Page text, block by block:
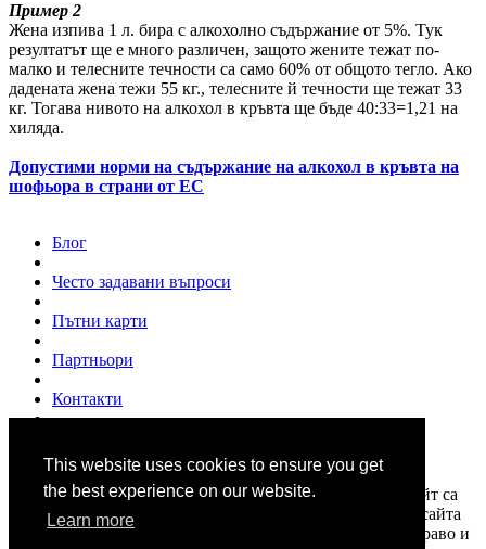
This website uses cookies to ensure you get
the best experience on our website.
Learn more
Пример 2
Жена изпива 1 л. бира с алкохолно съдържание от 5%. Тук
резултатът ще е много различен, защото жените тежат по-
малко и телесните течности са само 60% от общото тегло. Ако
дадената жена тежи 55 кг., телесните й течности ще тежат 33
кг. Тогава нивото на алкохол в кръвта ще бъде 40:33=1,21 на
хиляда.
Допустими норми на съдържание на алкохол в кръвта на
шофьора в страни от ЕС
Блог
Често задавани въпроси
Пътни карти
Партньори
Контакти
© 2007 - 2026www.shofior.com. Всички права запазени.
Всички текстове и изображения публикувани в този сайт са
собственост на "Шофьор.ком" и на всички цитирани в сайта
източници, и са под закрила на "Закона за авторското право и